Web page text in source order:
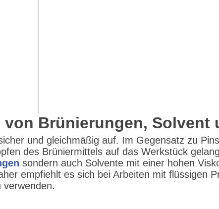
Brünierungen, Solvent
und gleichmäßig auf. Im Gegensatz zu
des Brüniermittels auf das Werkstück
sondern auch Solvente mit einer hohen
empfiehlt es sich bei Arbeiten mit flüssigen
verwenden.